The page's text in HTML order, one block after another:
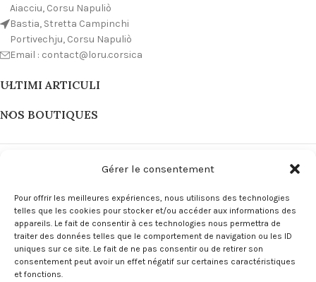
Gérer le consentement
Pour offrir les meilleures expériences, nous utilisons des technologies
telles que les cookies pour stocker et/ou accéder aux informations des
appareils. Le fait de consentir à ces technologies nous permettra de
traiter des données telles que le comportement de navigation ou les ID
uniques sur ce site. Le fait de ne pas consentir ou de retirer son
consentement peut avoir un effet négatif sur certaines caractéristiques
et fonctions.
Aiacciu, Corsu Napuliò
Bastia, Stretta Campinchi
Portivechju, Corsu Napuliò
Email : contact@loru.corsica
ULTIMI ARTICULI
NOS BOUTIQUES